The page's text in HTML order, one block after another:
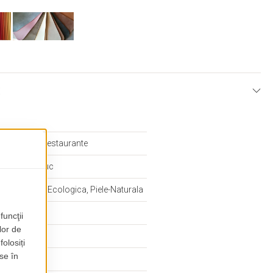
Cafenele, Restaurante
Cires, Nuc
Piele-Ecologica, Piele-Naturala